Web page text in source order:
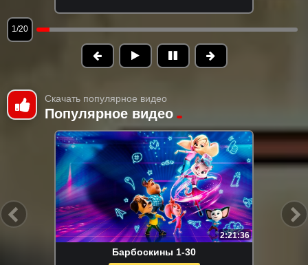
1/20
Скачать популярное видео
Популярное видео
2:21:36
Барбоскины 1-30